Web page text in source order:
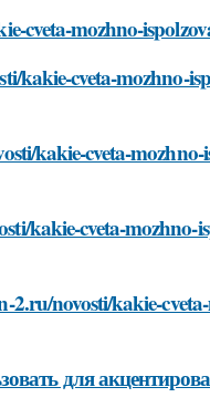
cveta-mozhno-
kakie-cveta-mozhno-
kakie-cveta-
kakie-cveta-mozhno-
novosti/kakie-
для